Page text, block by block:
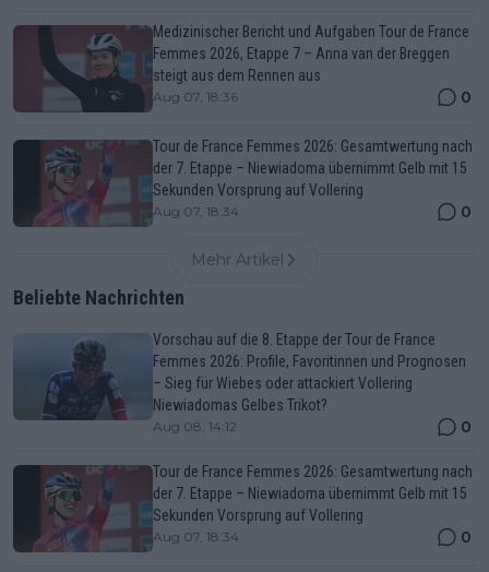
Medizinischer Bericht und Aufgaben Tour de France
Femmes 2026, Etappe 7 – Anna van der Breggen
steigt aus dem Rennen aus
Aug 07, 18:36 0
Tour de France Femmes 2026: Gesamtwertung nach
der 7. Etappe – Niewiadoma übernimmt Gelb mit 15
Sekunden Vorsprung auf Vollering
Aug 07, 18:34 0
Mehr Artikel
Beliebte Nachrichten
Vorschau auf die 8. Etappe der Tour de France
Femmes 2026: Profile, Favoritinnen und Prognosen
– Sieg für Wiebes oder attackiert Vollering
Niewiadomas Gelbes Trikot?
Aug 08, 14:12 0
Tour de France Femmes 2026: Gesamtwertung nach
der 7. Etappe – Niewiadoma übernimmt Gelb mit 15
Sekunden Vorsprung auf Vollering
Aug 07, 18:34 0